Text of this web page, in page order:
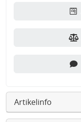
Artikelinfo